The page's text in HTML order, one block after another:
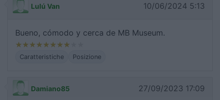
Lulú Van 10/06/2024 5:13
Bueno, cómodo y cerca de MB Museum.
Caratteristiche Posizione
Damiano85 27/09/2023 17:09